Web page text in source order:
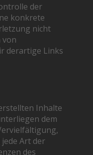
der
konkrete
nicht
von
derartige Links
Inhalte
dem
Art der
des